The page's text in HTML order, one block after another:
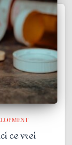
ce vrei